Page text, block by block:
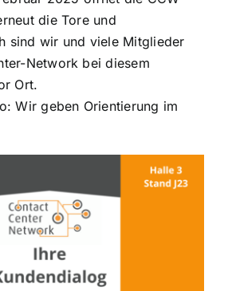
die Tore und
sind wir und viele Mitglieder
Network bei diesem
Ort.
Wir geben Orientierung im